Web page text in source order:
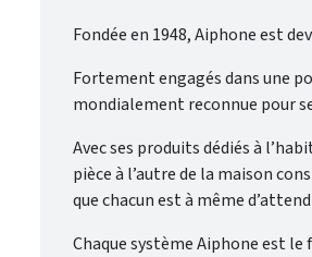
Fondée en 1948, Aiphone est
Fortement engagés dans une
mondialement reconnue pour
Avec ses produits dédiés à
pièce à l’autre de la maison
que chacun est à même
Chaque système Aiphone est